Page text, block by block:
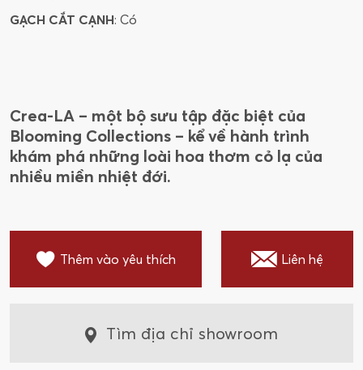
GẠCH CẮT CẠNH: Có
Crea-LA – một bộ sưu tập đặc biệt của
Blooming Collections – kể về hành trình
khám phá những loài hoa thơm cỏ lạ của
nhiều miền nhiệt đới.
Thêm vào yêu thích Liên hệ
Tìm địa chỉ showroom